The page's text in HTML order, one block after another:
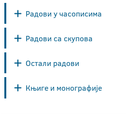
Радови у часописима
Радови са скупова
Остали радови
Књиге и монографије